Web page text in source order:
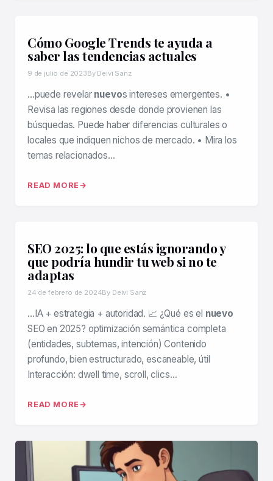
Cómo Google Trends te ayuda a
saber las tendencias actuales
9 de julio de 2023By Deivi Sanz
…puede revelar nuevos intereses emergentes. •
Revisa las regiones desde donde provienen las
búsquedas. Puede haber diferencias culturales o
locales que indiquen nichos de mercado. • Mira los
temas relacionados…
READ MORE
SEO 2025: lo que estás ignorando y
que podría hundir tu web si no te
adaptas
24 de febrero de 2024By Deivi Sanz
…IA + estrategia + autoridad. 📈 ¿Qué es el nuevo
SEO en 2025? optimización semántica completa
(entidades, subtemas, intención) Contenido
profundo, bien estructurado, escaneable, útil
Interacción: dwell time, scroll, clics…
READ MORE